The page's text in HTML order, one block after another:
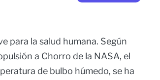
para la salud humana. Según
a Chorro de la NASA, el
de bulbo húmedo, se ha